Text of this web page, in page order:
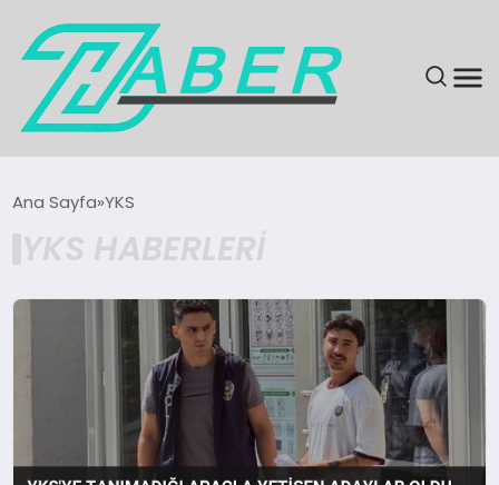
GÜNDEM
EKONOMI
KÜLTÜR & SANAT
Ana Sayfa YKS
YKS HABERLERI